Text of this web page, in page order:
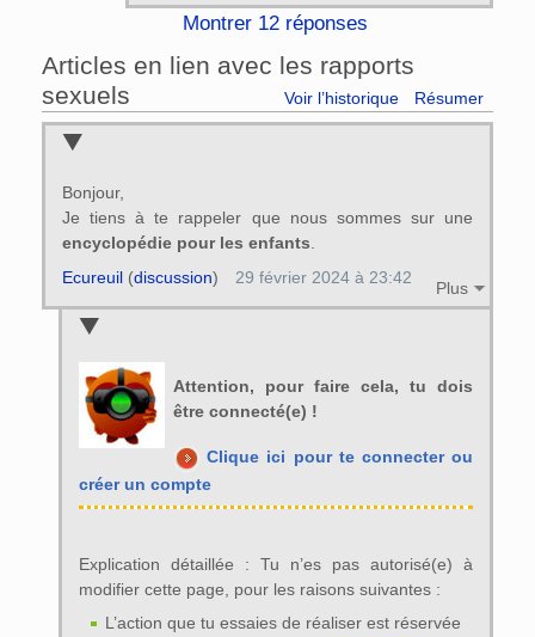
Montrer 12 réponses
Articles en lien avec les rapports
sexuels
Voir l’historique Résumer
Bonjour,
Je tiens à te rappeler que nous sommes sur une
encyclopédie pour les enfants
Plus
Ecureuil(discussion) 29 février 2024 à 23:42
Attention, pour faire cela, tu dois
être connecté(e) !
Clique ici pour te connecter ou
créer un compte
Explication détaillée : Tu n’es pas autorisé(e) à
modifier cette page, pour les raisons suivantes :
L’action que tu essaies de réaliser est réservée